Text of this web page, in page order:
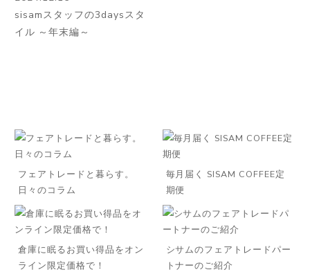
sisamスタッフの3daysスタ
イル ～年末編～
フェアトレードと暮らす。
日々のコラム
毎月届く SISAM COFFEE定
期便
倉庫に眠るお買い得品をオン
ライン限定価格で！
シサムのフェアトレードパー
トナーのご紹介